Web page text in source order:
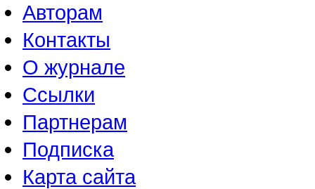
Авторам
Контакты
О журнале
Ссылки
Партнерам
Подписка
Карта сайта